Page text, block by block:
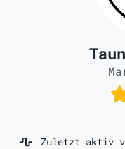
Zuletzt aktiv